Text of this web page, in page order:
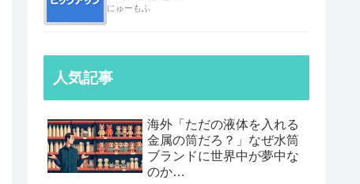
にゅーもふ
人気記事
海外「ただの液体を入れる
金属の筒だろ？」なぜ水筒
ブランドに世界中が夢中な
のか…